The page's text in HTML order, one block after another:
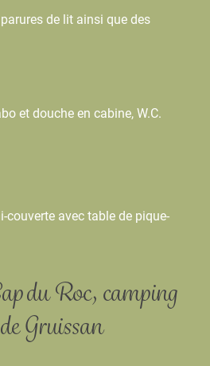
de lit ainsi que des
et douche en cabine, W.C.
couverte avec table de pique-
du Roc, camping
de Gruissan